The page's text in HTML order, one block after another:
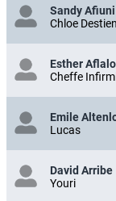
Sandy Afiuni
Chloe
Esther Aflalo
Cheffe
Emile
Lucas
David Arribe
Youri